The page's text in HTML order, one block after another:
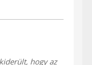
hogy az